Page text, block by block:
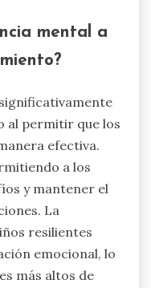
mental a
al permitir que los
efectiva.
a los
y mantener el
La
resilientes
emocional, lo
más altos de